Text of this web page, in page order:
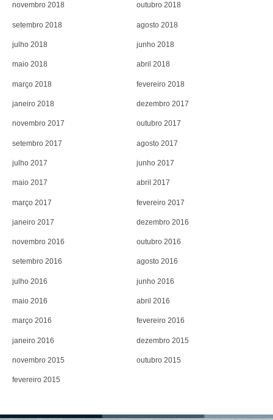
novembro 2018 outubro 2018
setembro 2018 agosto 2018
julho 2018 junho 2018
maio 2018 abril 2018
março 2018 fevereiro 2018
janeiro 2018 dezembro 2017
novembro 2017 outubro 2017
setembro 2017 agosto 2017
julho 2017 junho 2017
maio 2017 abril 2017
março 2017 fevereiro 2017
janeiro 2017 dezembro 2016
novembro 2016 outubro 2016
setembro 2016 agosto 2016
julho 2016 junho 2016
maio 2016 abril 2016
março 2016 fevereiro 2016
janeiro 2016 dezembro 2015
novembro 2015 outubro 2015
fevereiro 2015